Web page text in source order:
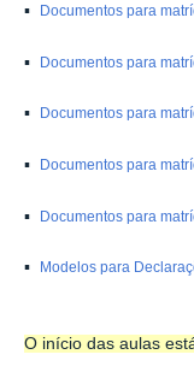
▪ Documentos para
▪ Documentos para
▪ Documentos para
▪ Documentos para
▪ Documentos para
▪ Modelos para
O início das aulas